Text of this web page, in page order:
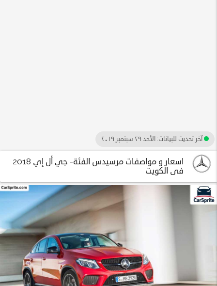
آخر تحديث للبيانات: الأحد ٢٩ سبتمبر ٢٠١٩
اسعار و مواصفات مرسيدس الفئة- جي أل إي 2018
فى الكويت